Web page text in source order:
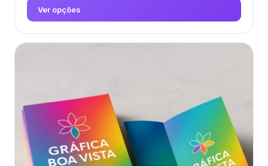
Ver opções
Este
produto
variantes.
As
opções
podem
ser